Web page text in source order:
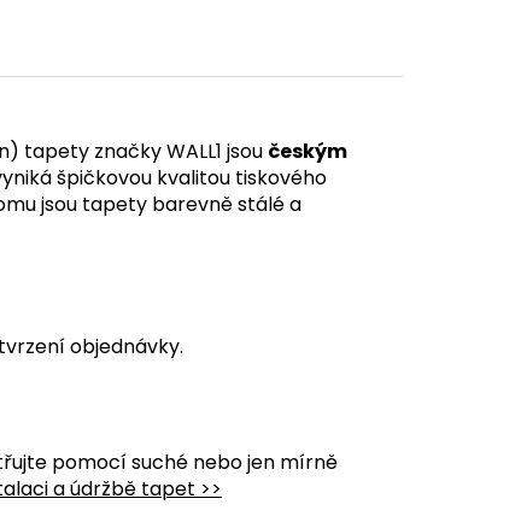
tapety značky WALL1 jsou českým
špičkovou kvalitou tiskového
jsou tapety barevně stálé a
objednávky.
pomocí suché nebo jen mírně
a údržbě tapet >>